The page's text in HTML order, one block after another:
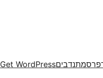
מתנדביםGet WordPress